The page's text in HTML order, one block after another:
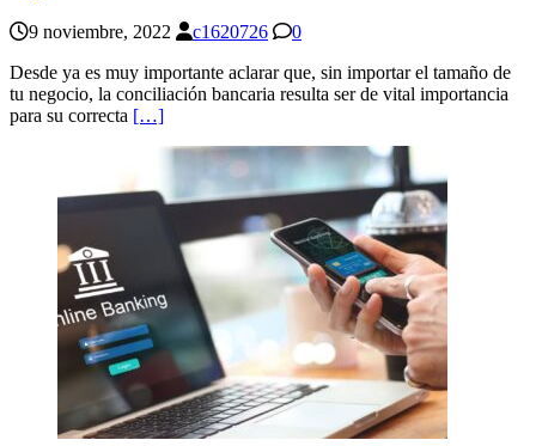
9 noviembre, 2022 c1620726
0
Desde ya es muy importante aclarar que, sin importar el tamaño de
tu negocio, la conciliación bancaria resulta ser de vital importancia
para su correcta […]